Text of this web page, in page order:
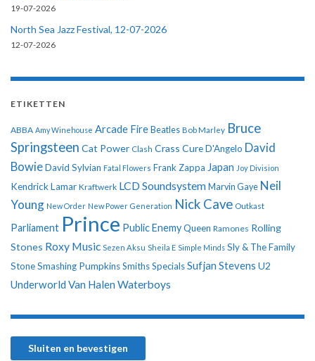
19-07-2026
North Sea Jazz Festival, 12-07-2026
12-07-2026
ETIKETTEN
ABBA Amy Winehouse Arcade Fire Beatles Bob Marley Bruce
Springsteen Cat Power Clash Crass CureD'Angelo David
BowieDavid Sylvian Fatal Flowers Frank Zappa Japan Joy Division
Kendrick Lamar Kraftwerk LCD Soundsystem Marvin Gaye Neil
Young New Order New Power Generation Nick Cave Outkast
Parliament Prince Public EnemyQueen Ramones Rolling
Stones Roxy Music Sezen Aksu Sheila E Simple Minds Sly & The Family
StoneSmashing PumpkinsSmithsSpecialsSufjan Stevens U2
Underworld Van Halen Waterboys